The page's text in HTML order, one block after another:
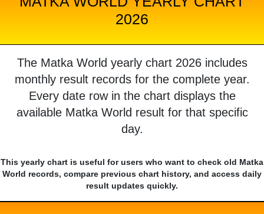
2026
The Matka World yearly chart 2026 includes
monthly result records for the complete year.
Every date row in the chart displays the
available Matka World result for that specific
day.
This yearly chart is useful for users who want to check old Matka
World records, compare previous chart history, and access daily
result updates quickly.